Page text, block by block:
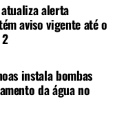
alerta
aviso vigente até o
instala bombas
da água no